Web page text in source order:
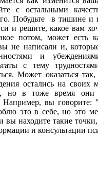
с остальными
Побудьте в тишине и
и решите, какое вам
потом, может есть
не написали и,
и
с тему
Может оказаться
остались на своих
но в тоже время они
Например, вы
это в себе, но это
вы находите такие
и консультации